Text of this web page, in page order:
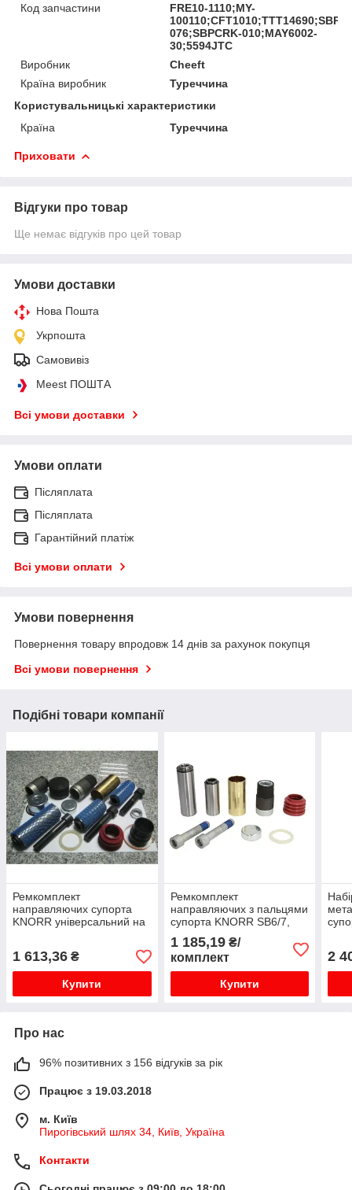
Код запчастини
FRE10-1110;MY-
076;SBPCRK-010;MAY6002-
30;5594JTC
Виробник
Cheeft
Країна виробник
Туреччина
Користувальницькі характеристики
Країна
Туреччина
Приховати
Відгуки про товар
Ще немає відгуків про цей товар
Умови доставки
Нова Пошта
Укрпошта
Самовивіз
Meest ПОШТА
Всі умови доставки
Умови оплати
Післяплата
Післяплата
Гарантійний платіж
Всі умови оплати
Умови повернення
Повернення товару впродовж 14 днів за рахунок покупця
Всі умови повернення
Подібні товари компанії
Ремкомплект
направляючих супорта
KNORR універсальний на
1 613,36 ₴
Купити
Ремкомплект
направляючих з пальцями
супорта KNORR SB6/7,
SN6/7, м/р втулка довга
D39, мала кришка
1 185,19₴/
комплект
Купити
2
Про нас
96% позитивних з 156 відгуків за рік
Працює з 19.03.2018
м. Київ
Пирогівський шлях 34, Київ, Україна
Контакти